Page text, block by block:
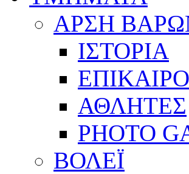
ΑΡΣΗ
ΙΣΤΟΡΙΑ
ΑΘΛΗΤΕΣ
PHOTO
ΒΟΛΕΪ